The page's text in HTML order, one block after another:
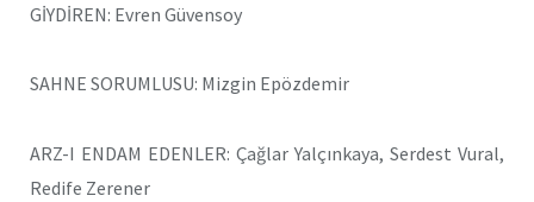
GİYDİREN: Evren Güvensoy
SAHNE SORUMLUSU: Mizgin Epözdemir
ARZ-I ENDAM EDENLER: Çağlar Yalçınkaya, Serdest Vural,
Redife Zerener